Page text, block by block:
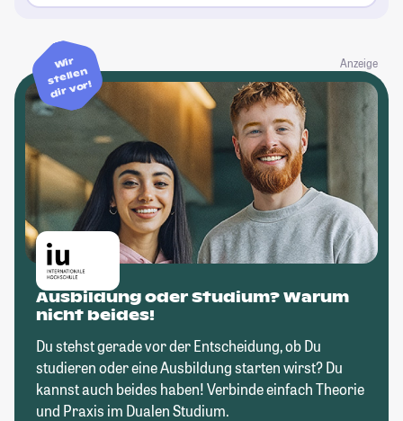
Anzeige
Wir
stellen
dir vor!
Ausbildung oder Studium? Warum
nicht beides!
Du stehst gerade vor der Entscheidung, ob Du
studieren oder eine Ausbildung starten wirst? Du
kannst auch beides haben! Verbinde einfach Theorie
und Praxis im Dualen Studium.